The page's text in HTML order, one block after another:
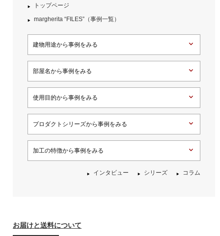
トップページ
margherita “FILES”（事例一覧）
建物用途から事例をみる
部屋名から事例をみる
使用目的から事例をみる
プロダクトシリーズから事例をみる
加工の特徴から事例をみる
インタビュー シリーズ コラム
お届けと送料について